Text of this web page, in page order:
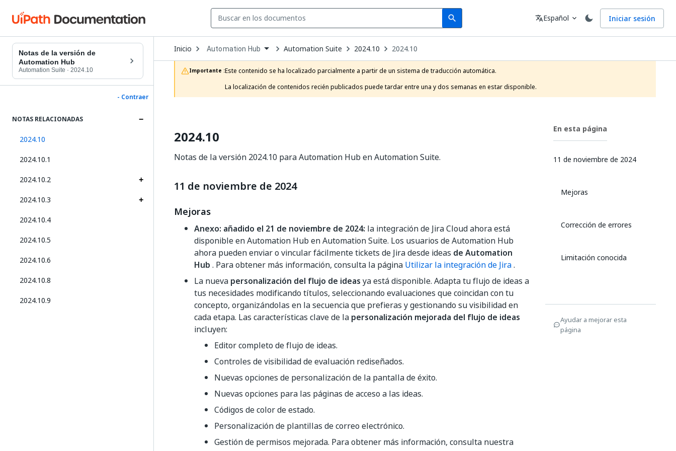
search
Search Idioma
translateEspañol expand_more Iniciar sesión
Notas de la versión de
Automation Hub
Automation Suite · 2024.10
- Contraer
NOTAS RELACIONADAS
2024.10
2024.10.1
2024.10.2
2024.10.3
2024.10.4
2024.10.5
2024.10.6
2024.10.8
2024.10.9
Inicio Open
Dropdown
to
choose
product
Automation Hub Automation Suite 2024.10 2024.10
Importante :Este contenido se ha localizado parcialmente a partir de un sistema de traducción automática.
La localización de contenidos recién publicados puede tardar entre una y dos semanas en estar disponible.
2024.10
Notas de la versión 2024.10 para Automation Hub en Automation Suite.
11 de noviembre de 2024
Mejoras
Anexo: añadido el 21 de noviembre de 2024: la integración de Jira Cloud ahora está
disponible en Automation Hub en Automation Suite. Los usuarios de Automation Hub
ahora pueden enviar o vincular fácilmente tickets de Jira desde ideas de Automation
Hub . Para obtener más información, consulta la página Utilizar la integración de Jira.
La nueva personalización del flujo de ideas ya está disponible. Adapta tu flujo de ideas a
tus necesidades modificando títulos, seleccionando evaluaciones que coincidan con tu
concepto, organizándolas en la secuencia que prefieras y gestionando su visibilidad en
cada etapa. Las características clave de la personalización mejorada del flujo de ideas
incluyen:
Editor completo de flujo de ideas.
Controles de visibilidad de evaluación rediseñados.
Nuevas opciones de personalización de la pantalla de éxito.
Nuevas opciones para las páginas de acceso a las ideas.
Códigos de color de estado.
Personalización de plantillas de correo electrónico.
Gestión de permisos mejorada. Para obtener más información, consulta nuestra
En esta página
11 de noviembre de 2024
Mejoras
Corrección de errores
Limitación conocida
Ayudar a mejorar esta
página